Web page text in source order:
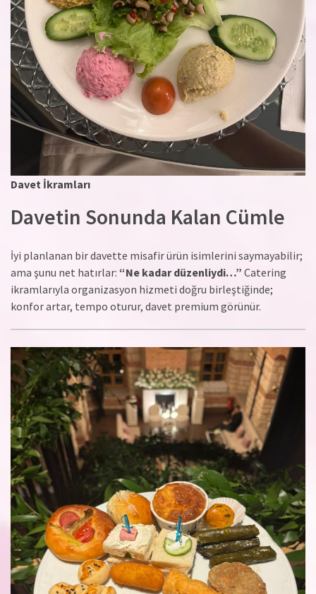
Davet İkramları
Davetin Sonunda Kalan Cümle
İyi planlanan bir davette misafir ürün isimlerini saymayabilir;
ama şunu net hatırlar: “Ne kadar düzenliydi…” Catering
ikramlarıyla organizasyon hizmeti doğru birleştiğinde;
konfor artar, tempo oturur, davet premium görünür.